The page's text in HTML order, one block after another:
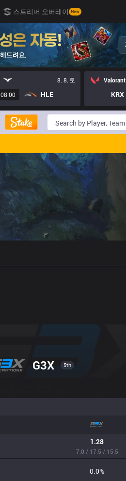
스트리머 오버레이 New
8. 8. 토
08:00 HLE
Valorant
KRX
G3X 5th
1.28
7.0 / 17.5 / 15.5
0.0%